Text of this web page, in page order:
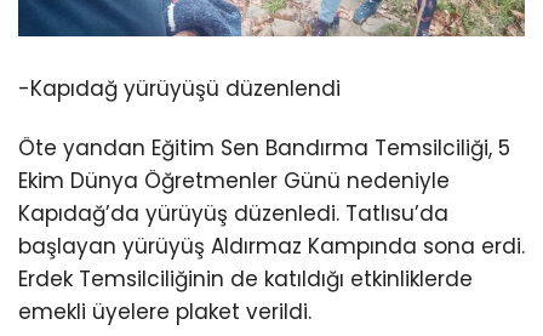
-Kapıdağ yürüyüşü düzenlendi
Öte yandan Eğitim Sen Bandırma Temsilciliği, 5
Ekim Dünya Öğretmenler Günü nedeniyle
Kapıdağ’da yürüyüş düzenledi. Tatlısu’da
başlayan yürüyüş Aldırmaz Kampında sona erdi.
Erdek Temsilciliğinin de katıldığı etkinliklerde
emekli üyelere plaket verildi.